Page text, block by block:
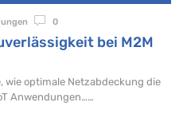
0
bei M2M
wie optimale Netzabdeckung die
Anwendungen…